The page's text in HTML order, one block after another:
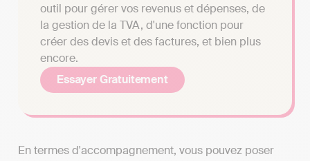
outil pour gérer vos revenus et dépenses, de
la gestion de la TVA, d'une fonction pour
créer des devis et des factures, et bien plus
encore.
Essayer Gratuitement
En termes d'accompagnement, vous pouvez poser